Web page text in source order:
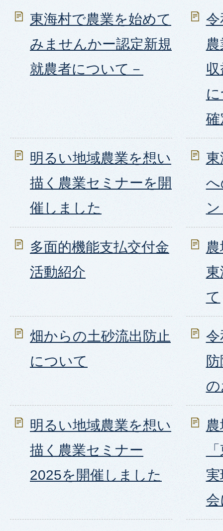
東海村で農業を始めて
みませんかー認定新規
就農者について－
令
確
明るい地域農業を想い
描く農業セミナーを開
催しました
多面的機能支払交付金
活動紹介
て
畑からの土砂流出防止
について
令
明るい地域農業を想い
描く農業セミナー
2025を開催しました